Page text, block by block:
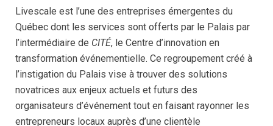
Livescale est l’une des entreprises émergentes du
Québec dont les services sont offerts par le Palais par
l’intermédiaire de CITÉ, le Centre d’innovation en
transformation événementielle. Ce regroupement créé à
l’instigation du Palais vise à trouver des solutions
novatrices aux enjeux actuels et futurs des
organisateurs d’événement tout en faisant rayonner les
entrepreneurs locaux auprès d’une clientèle